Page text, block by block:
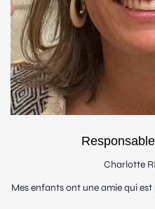
Charlotte
Mes enfants ont une amie qui